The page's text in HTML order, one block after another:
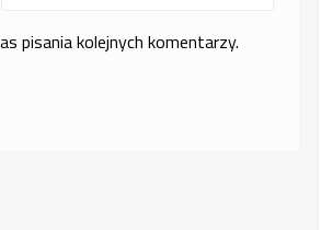
pisania kolejnych komentarzy.